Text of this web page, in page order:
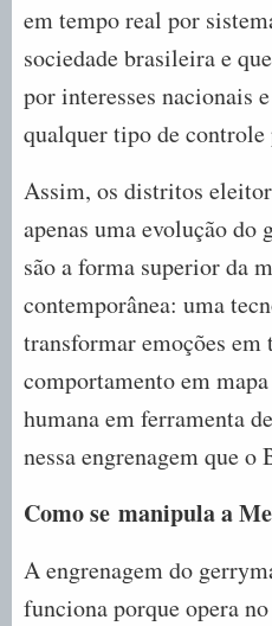
em tempo real por
sociedade brasileira e
por interesses nacionais
qualquer tipo de
Assim, os distritos
apenas uma evolução do
são a forma superior da
contemporânea: uma
transformar emoções
comportamento em
humana em ferramenta
nessa engrenagem que o
Como se manipula a
A engrenagem do
funciona porque opera